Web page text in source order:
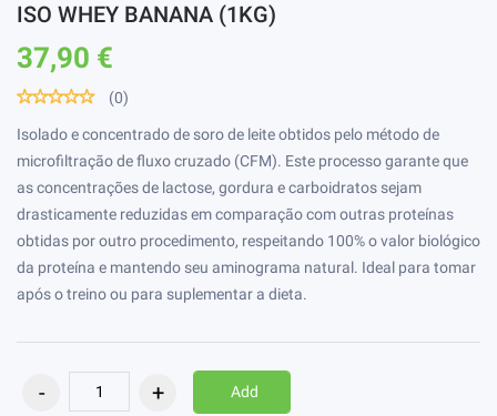
ISO WHEY BANANA (1KG)
37,90 €
(0)
Isolado e concentrado de soro de leite obtidos pelo método de
microfiltração de fluxo cruzado (CFM). Este processo garante que
as concentrações de lactose, gordura e carboidratos sejam
drasticamente reduzidas em comparação com outras proteínas
obtidas por outro procedimento, respeitando 100% o valor biológico
da proteína e mantendo seu aminograma natural. Ideal para tomar
após o treino ou para suplementar a dieta.
Add